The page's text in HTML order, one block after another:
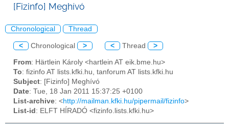
[Fizinfo] Meghívó
Chronological Thread
< Chronological > < Thread >
From: Härtlein Károly <hartlein AT eik.bme.hu>
To: fizinfo AT lists.kfki.hu, tanforum AT lists.kfki.hu
Subject: [Fizinfo] Meghívó
Date: Tue, 18 Jan 2011 15:37:25 +0100
List-archive: <http://mailman.kfki.hu/pipermail/fizinfo>
List-id : ELFT HÍRADÓ <fizinfo.lists.kfki.hu>